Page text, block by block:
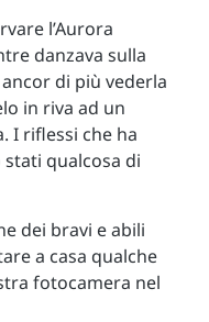
l’Aurora
danzava sulla
di più vederla
in riva ad un
I riflessi che ha
stati qualcosa di
dei bravi e abili
a casa qualche
fotocamera nel